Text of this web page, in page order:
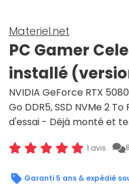
Materiel.net
PC Gamer
installé
NVIDIA GeForce RTX
Go DDR5, SSD NVMe 2 To
d'essai - Déjà monté et
1 avis 8
Garanti 5 ans & expédié